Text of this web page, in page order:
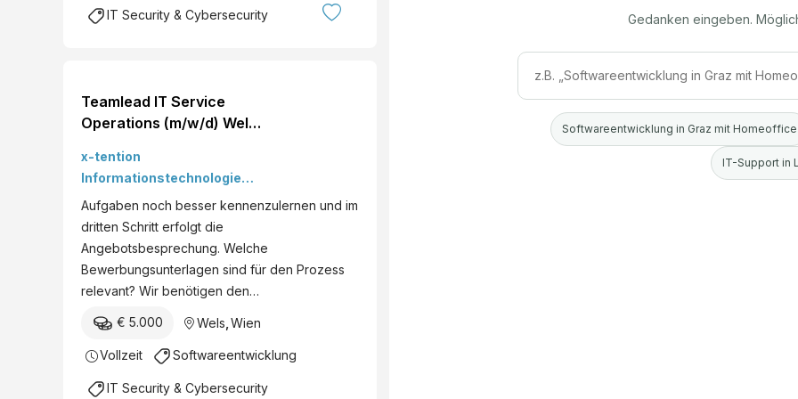
IT Security & Cybersecurity
Teamlead IT Service
Operations (m/w/d) Wels,
x-tention
Informationstechnologie
GmbH
Aufgaben noch besser kennenzulernen und im
dritten Schritt erfolgt die
Angebotsbesprechung. Welche
Bewerbungsunterlagen sind für den Prozess
relevant? Wir benötigen den…
€ 5.000 Wels Wien
Vollzeit Softwareentwicklung
IT Security & Cybersecurity
Gedanken eingeben.
Softwareentwicklung in Graz mit Homeoffice
IT-Support in